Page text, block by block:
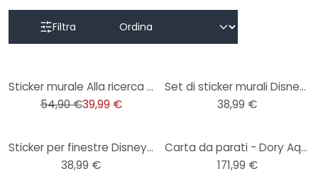
Filtra
Sticker murale Alla ricerca di Dory
54,90 €39,99 €
Set di sticker murali Disney Alla ricerca di Dory
38,99 €
Sticker per finestre Disney Alla ricerca di Dory
38,99 €
Carta da parati - Dory Aqua Party - 300 x 280 cm
171,99 €